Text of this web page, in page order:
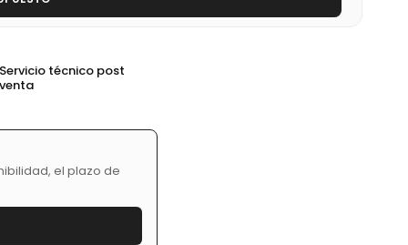
Servicio técnico post
venta
el plazo de